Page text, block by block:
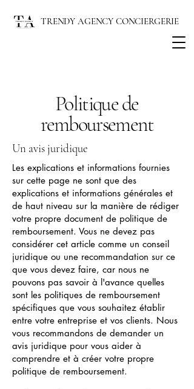
TRENDY AGENCY CONCIERGERIE
Politique de
remboursement
Un avis juridique
Les explications et informations fournies
sur cette page ne sont que des
explications et informations générales et
de haut niveau sur la manière de rédiger
votre propre document de politique de
remboursement. Vous ne devez pas
considérer cet article comme un conseil
juridique ou une recommandation sur ce
que vous devez faire, car nous ne
pouvons pas savoir à l'avance quelles
sont les politiques de remboursement
spécifiques que vous souhaitez établir
entre votre entreprise et vos clients. Nous
vous recommandons de demander un
avis juridique pour vous aider à
comprendre et à créer votre propre
politique de remboursement.